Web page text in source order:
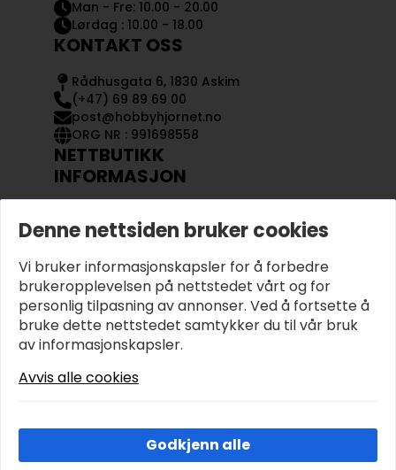
Man - Fre: 10.00 - 20.00
Lørdag : 10.00 - 18.00
KONTAKT OSS
Rådhusgata 6, 1830 Askim
(+47) 69 89 69 00
post@hobbyhjornet.no
ORG NR : 991698558
NETTBUTIKK
INFORMASJON
OM OSS
KJØPSVILKÅR OG BETINGELSER
PERSONVERN
Denne nettsiden bruker cookies
Vi bruker informasjonskapsler for å forbedre
brukeropplevelsen på nettstedet vårt og for
personlig tilpasning av annonser. Ved å fortsette å
bruke dette nettstedet samtykker du til vår bruk
av informasjonskapsler.
Avvis alle cookies
Godkjenn alle